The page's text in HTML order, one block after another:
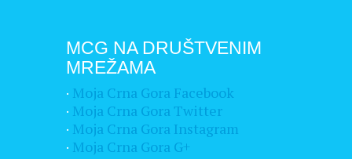
MCG NA DRUŠTVENIM
MREŽAMA
· Moja Crna Gora Facebook
· Moja Crna Gora Twitter
· Moja Crna Gora Instagram
· Moja Crna Gora G+